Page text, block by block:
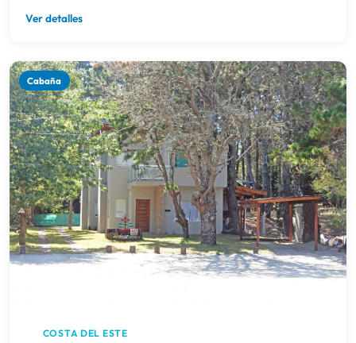
Ver detalles
Cabaña
COSTA DEL ESTE